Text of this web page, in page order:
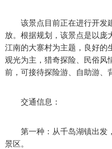
该景点目前正在进行开发
放。根据规划，该景点是以庞
江南的大寨村为主题，良好的
观光为主，猎奇探险、民俗风
前，可接待探险游、自助游、
交通信息：
第一种：从千岛湖镇出发
景区。